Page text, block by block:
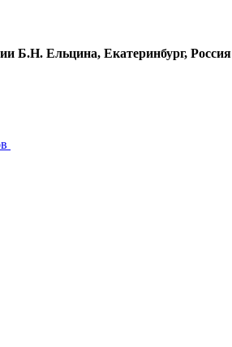
Б.Н. Ельцина, Екатеринбург, Россия